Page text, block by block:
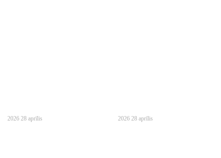
2026 28 aprīlis 2026 28 aprīlis